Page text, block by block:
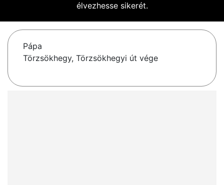
élvezhesse sikerét.
Pápa
Törzsökhegy, Törzsökhegyi út vége